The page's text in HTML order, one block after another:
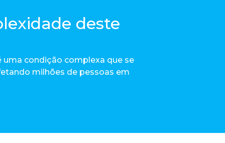
deste
uma condição complexa que se
milhões de pessoas em